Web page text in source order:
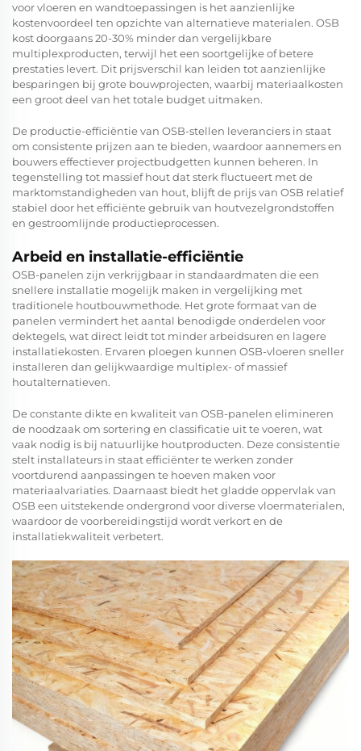
voor vloeren en wandtoepassingen is het aanzienlijke
kostenvoordeel ten opzichte van alternatieve materialen. OSB
kost doorgaans 20-30% minder dan vergelijkbare
multiplexproducten, terwijl het een soortgelijke of betere
prestaties levert. Dit prijsverschil kan leiden tot aanzienlijke
besparingen bij grote bouwprojecten, waarbij materiaalkosten
een groot deel van het totale budget uitmaken.
De productie-efficiëntie van OSB-stellen leveranciers in staat
om consistente prijzen aan te bieden, waardoor aannemers en
bouwers effectiever projectbudgetten kunnen beheren. In
tegenstelling tot massief hout dat sterk fluctueert met de
marktomstandigheden van hout, blijft de prijs van OSB relatief
stabiel door het efficiënte gebruik van houtvezelgrondstoffen
en gestroomlijnde productieprocessen.
Arbeid en installatie-efficiëntie
OSB-panelen zijn verkrijgbaar in standaardmaten die een
snellere installatie mogelijk maken in vergelijking met
traditionele houtbouwmethode. Het grote formaat van de
panelen vermindert het aantal benodigde onderdelen voor
dektegels, wat direct leidt tot minder arbeidsuren en lagere
installatiekosten. Ervaren ploegen kunnen OSB-vloeren sneller
installeren dan gelijkwaardige multiplex- of massief
houtalternatieven.
De constante dikte en kwaliteit van OSB-panelen elimineren
de noodzaak om sortering en classificatie uit te voeren, wat
vaak nodig is bij natuurlijke houtproducten. Deze consistentie
stelt installateurs in staat efficiënter te werken zonder
voortdurend aanpassingen te hoeven maken voor
materiaalvariaties. Daarnaast biedt het gladde oppervlak van
OSB een uitstekende ondergrond voor diverse vloermaterialen,
waardoor de voorbereidingstijd wordt verkort en de
installatiekwaliteit verbetert.